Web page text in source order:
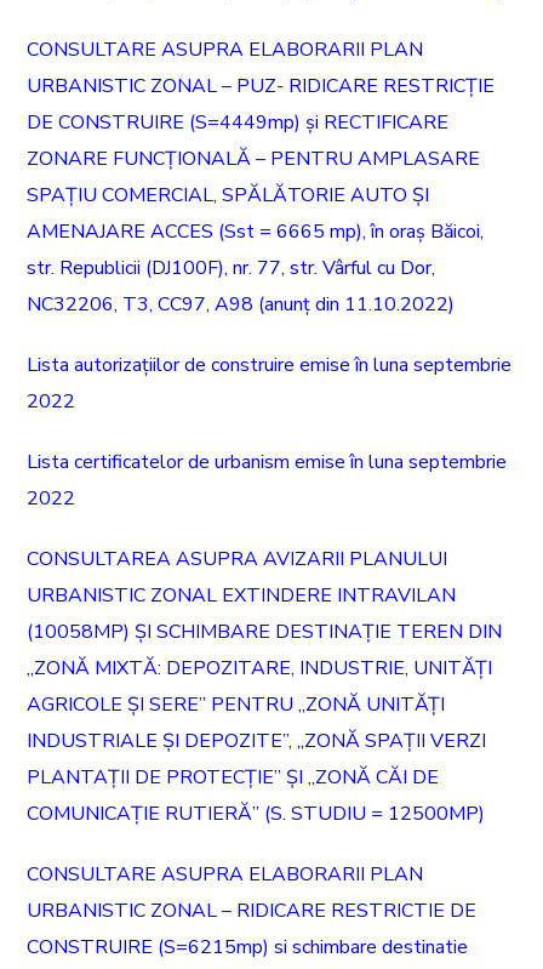
CONSULTARE ASUPRA ELABORARII PLAN
URBANISTIC ZONAL – PUZ- RIDICARE RESTRICȚIE
DE CONSTRUIRE (S=4449mp) și RECTIFICARE
ZONARE FUNCȚIONALĂ – PENTRU AMPLASARE
SPAȚIU COMERCIAL, SPĂLĂTORIE AUTO ȘI
AMENAJARE ACCES (Sst = 6665 mp), în oraș Băicoi,
str. Republicii (DJ100F), nr. 77, str. Vârful cu Dor,
NC32206, T3, CC97, A98 (anunț din 11.10.2022)
Lista autorizațiilor de construire emise în luna septembrie
2022
Lista certificatelor de urbanism emise în luna septembrie
2022
CONSULTAREA ASUPRA AVIZARII PLANULUI
URBANISTIC ZONAL EXTINDERE INTRAVILAN
(10058MP) ȘI SCHIMBARE DESTINAȚIE TEREN DIN
„ZONĂ MIXTĂ: DEPOZITARE, INDUSTRIE, UNITĂȚI
AGRICOLE ȘI SERE” PENTRU „ZONĂ UNITĂȚI
INDUSTRIALE ȘI DEPOZITE”, „ZONĂ SPAȚII VERZI
PLANTAȚII DE PROTECȚIE” ȘI „ZONĂ CĂI DE
COMUNICAȚIE RUTIERĂ” (S. STUDIU = 12500MP)
CONSULTARE ASUPRA ELABORARII PLAN
URBANISTIC ZONAL – RIDICARE RESTRICTIE DE
CONSTRUIRE (S=6215mp) si schimbare destinatie